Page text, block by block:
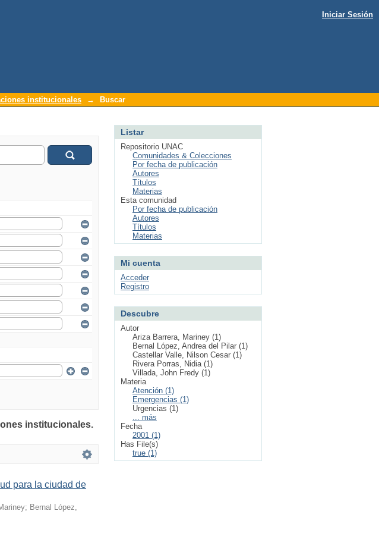
Iniciar Sesión
institucionales → Buscar
institucionales.
para la ciudad de
; Bernal López,
Listar
Repositorio UNAC
Comunidades & Colecciones
Por fecha de publicación
Autores
Títulos
Materias
Esta comunidad
Por fecha de publicación
Autores
Títulos
Materias
Mi cuenta
Acceder
Registro
Descubre
Autor
Ariza Barrera, Mariney (1)
Bernal López, Andrea del Pilar (1)
Castellar Valle, Nilson Cesar (1)
Rivera Porras, Nidia (1)
Villada, John Fredy (1)
Materia
Atención (1)
Emergencias (1)
Urgencias (1)
... más
Fecha
2001 (1)
Has File(s)
true (1)